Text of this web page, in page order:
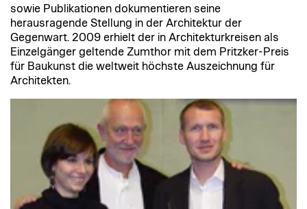
sowie Publikationen dokumentieren seine
herausragende Stellung in der Architektur der
Gegenwart. 2009 erhielt der in Architekturkreisen als
Einzelgänger geltende Zumthor mit dem Pritzker-Preis
für Baukunst die weltweit höchste Auszeichnung für
Architekten.